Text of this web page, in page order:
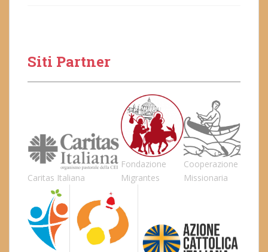
Siti Partner
Caritas Italiana
Fondazione
Migrantes
Cooperazione
Missionaria